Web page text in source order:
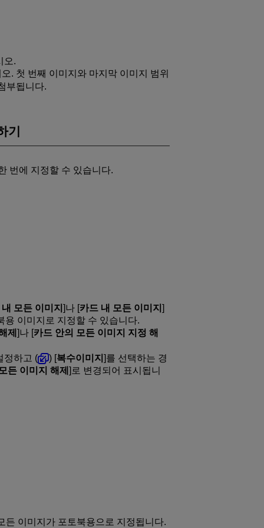
오.
. 첫 번째 이미지와 마지막 이미지 범위
부됩니다.
기
번에 지정할 수 있습니다.
모든 이미지 ]나 [카드 내 모든 이미지 ]
용 이미지로 지정할 수 있습니다.
제 ]나 [카드 안의 모든 이미지 지정 해
정하고 ( ) [복수이미지 ]를 선택하는 경
든 이미지 해제 ]로 변경되어 표시됩니
든 이미지가 포토북용으로 지정됩니다.